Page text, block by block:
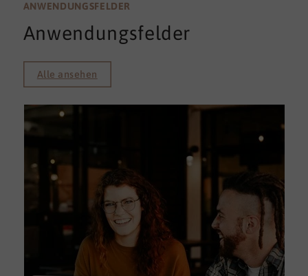
ANWENDUNGSFELDER
Anwendungsfelder
Alle ansehen